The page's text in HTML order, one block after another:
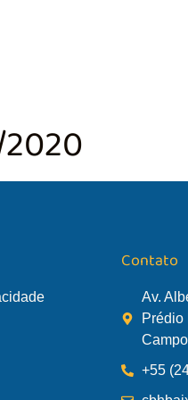
Contato
Av.
Prédio
+55